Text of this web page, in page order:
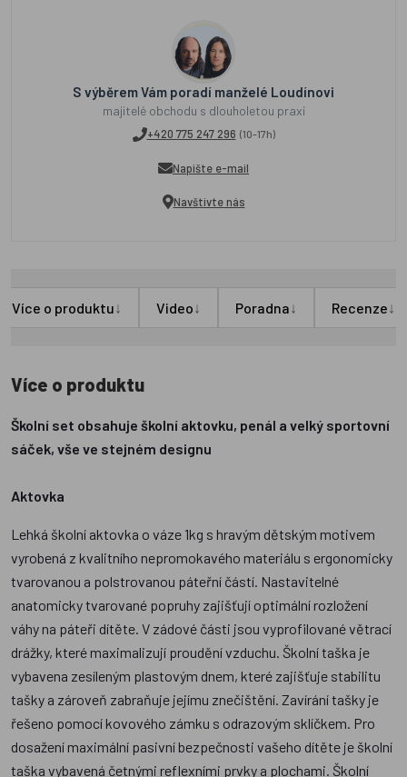
S výběrem Vám poradí manželé Loudínovi
majitelé obchodu s dlouholetou praxí
+420 775 247 296 (10-17h)
Napište e-mail
Navštivte nás
Více o produktu↓ Video↓ Poradna↓ Recenze↓
Více o produktu
Školní set obsahuje školní aktovku, penál a velký sportovní
sáček, vše ve stejném designu
Aktovka
Lehká školní aktovka o váze 1kg s hravým dětským motivem
vyrobená z kvalitního nepromokavého materiálu s ergonomicky
tvarovanou a polstrovanou páteřní částí. Nastavitelné
anatomicky tvarované popruhy zajišťují optimální rozložení
váhy na páteři dítěte. V zádové části jsou vyprofilované větrací
drážky, které maximalizují proudění vzduchu. Školní taška je
vybavena zesíleným plastovým dnem, které zajišťuje stabilitu
tašky a zároveň zabraňuje jejímu znečištění. Zavírání tašky je
řešeno pomocí kovového zámku s odrazovým sklíčkem. Pro
dosažení maximální pasivní bezpečnosti vašeho dítěte je školní
taška vybavená četnými reflexními prvky a plochami. Školní